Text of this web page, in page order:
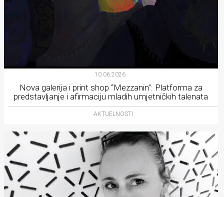
10.06.2026.
Nova galerija i print shop “Mezzanin”: Platforma za
predstavljanje i afirmaciju mladih umjetničkih talenata
AKTUELNOSTI